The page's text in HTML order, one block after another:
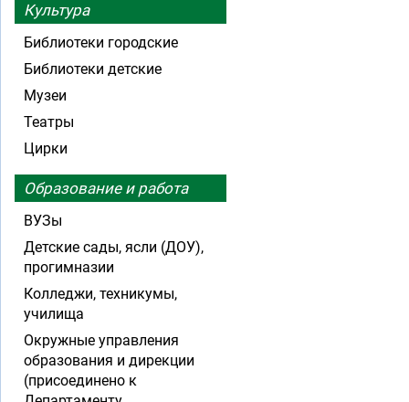
Культура
Библиотеки городские
Библиотеки детские
Музеи
Театры
Цирки
Образование и работа
ВУЗы
Детские сады, ясли (ДОУ),
прогимназии
Колледжи, техникумы,
училища
Окружные управления
образования и дирекции
(присоединено к